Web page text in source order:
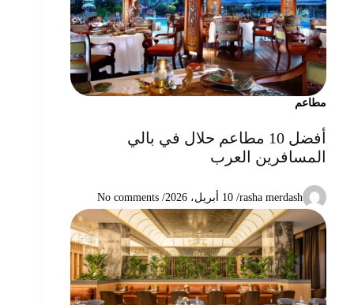
مطاعم
أفضل 10 مطاعم حلال في بالي
المسافرين العرب
rasha merdash
/ 10 أبريل، 2026 / No comments